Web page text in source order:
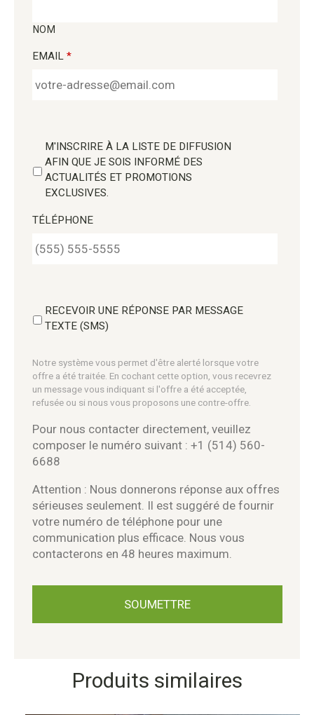
NOM
EMAIL *
M'INSCRIRE À LA LISTE DE DIFFUSION
AFIN QUE JE SOIS INFORMÉ DES
ACTUALITÉS ET PROMOTIONS
EXCLUSIVES.
TÉLÉPHONE
RECEVOIR UNE RÉPONSE PAR MESSAGE
TEXTE (SMS)
Notre système vous permet d'être alerté lorsque votre
offre a été traitée. En cochant cette option, vous recevrez
un message vous indiquant si l'offre a été acceptée,
refusée ou si nous vous proposons une contre-offre.
Pour nous contacter directement, veuillez
composer le numéro suivant : +1 (514) 560-
6688
Attention : Nous donnerons réponse aux offres
sérieuses seulement. Il est suggéré de fournir
votre numéro de téléphone pour une
communication plus efficace. Nous vous
contacterons en 48 heures maximum.
Produits similaires